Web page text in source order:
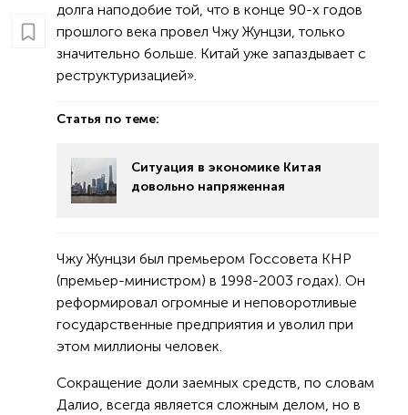
долга наподобие той, что в конце 90-х годов
прошлого века провел Чжу Жунцзи, только
значительно больше. Китай уже запаздывает с
реструктуризацией».
Статья по теме:
Ситуация в экономике Китая
довольно напряженная
Чжу Жунцзи был премьером Госсовета КНР
(премьер-министром) в 1998-2003 годах). Он
реформировал огромные и неповоротливые
государственные предприятия и уволил при
этом миллионы человек.
Сокращение доли заемных средств, по словам
Далио, всегда является сложным делом, но в